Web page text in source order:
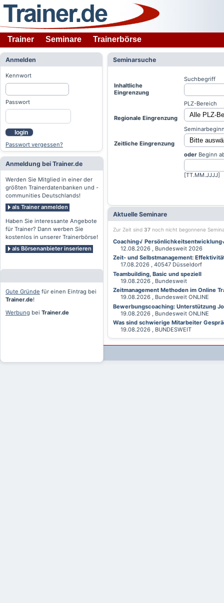
Trainer Seminare Trainerbörse
Anmelden
Kennwort
Passwort
login
Passwort vergessen?
Anmeldung bei Trainer.de
Werden Sie Mitglied in einer der
größten Trainerdatenbanken und -
communities Deutschlands!
als Trainer anmelden
Haben Sie interessante Angebote
für Trainer? Dann werben Sie
kostenlos in unserer Trainerbörse!
als Börsenanbieter inserieren
Gute Gründe für einen Eintrag bei
Trainer.de!
Werbung bei Trainer.de
Seminarsuche
Inhaltliche
Eingrenzung
Suchbegriff
Regionale Eingrenzung
PLZ-Bereich
Zeitliche Eingrenzung
oder Beginn
[TT.MM.JJJJ]
Aktuelle Seminare
Zur Zeit sind 37 noch nicht begonnene
Coaching√
12.08.2026 , Bundesweit 2026
Zeit- und Selbstmanagement:
17.08.2026 , 40547 Düsseldorf
Teambuilding, Basic und speziell
19.08.2026 , Bundesweit
Zeitmanagement Methoden im Online
19.08.2026 , Bundesweit ONLINE
Bewerbungscoaching: Unterstützung
19.08.2026 , Bundesweit ONLINE
Was sind schwierige Mitarbeiter
19.08.2026 , BUNDESWEIT